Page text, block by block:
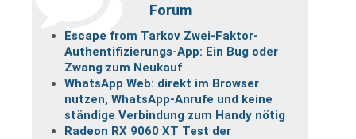
Forum
Escape from Tarkov Zwei-Faktor-
Authentifizierungs-App: Ein Bug oder
Zwang zum Neukauf
WhatsApp Web: direkt im Browser
nutzen, WhatsApp-Anrufe und keine
ständige Verbindung zum Handy nötig
Radeon RX 9060 XT Test der